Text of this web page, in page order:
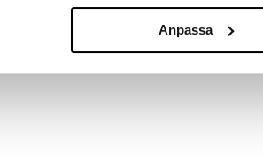
Anpassa